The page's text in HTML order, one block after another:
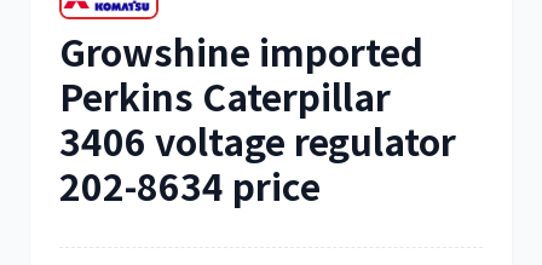
洋马
神钢 日野
Growshine imported
Perkins Caterpillar
3406 voltage regulator
202-8634 price